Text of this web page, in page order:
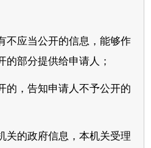
不应当公开的信息，能够作
的部分提供给申请人；
的，告知申请人不予公开的
关的政府信息，本机关受理